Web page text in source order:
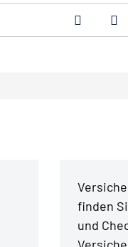
finden
und